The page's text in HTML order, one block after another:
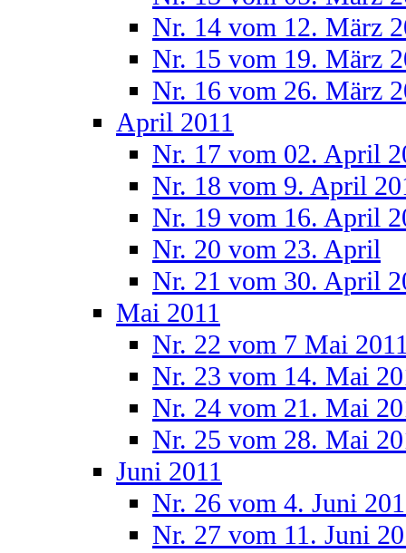
Nr. 14 vom 12. März
Nr. 15 vom 19. März
Nr. 16 vom 26. März
April 2011
Nr. 17 vom 02. April
Nr. 18 vom 9. April
Nr. 19 vom 16. April
Nr. 20 vom 23. April
Nr. 21 vom 30. April
Mai 2011
Nr. 22 vom 7 Mai
Nr. 23 vom 14. Mai
Nr. 24 vom 21. Mai
Nr. 25 vom 28. Mai
Juni 2011
Nr. 26 vom 4. Juni
Nr. 27 vom 11. Juni